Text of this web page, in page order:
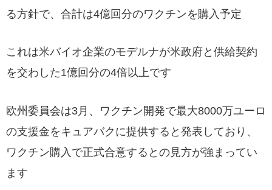
る方針で、合計は4億回分のワクチンを購入予定
これは米バイオ企業のモデルナが米政府と供給契約
を交わした1億回分の4倍以上です
欧州委員会は3月、ワクチン開発で最大8000万ユーロ
の支援金をキュアバクに提供すると発表しており、
ワクチン購入で正式合意するとの見方が強まってい
ます